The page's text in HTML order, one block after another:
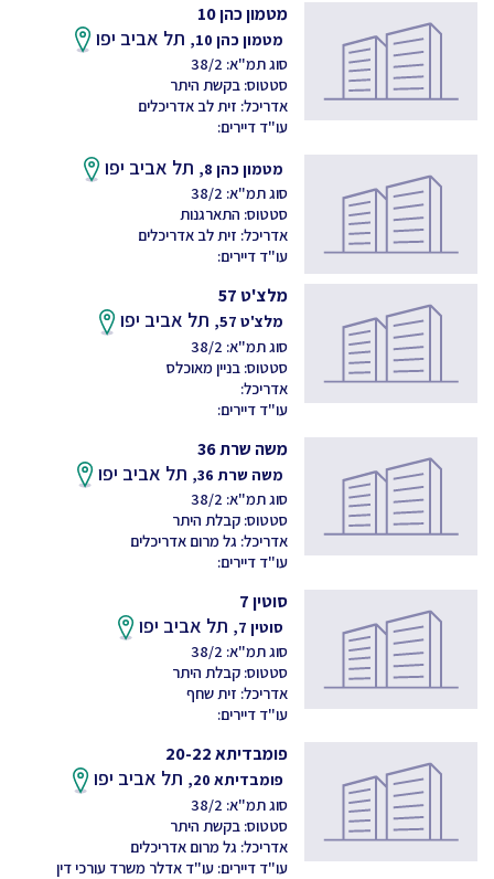
מטמון כהן 10
מטמון כהן 10, תל אביב יפו
סוג תמ"א: 38/2
סטטוס: בקשת היתר
אדריכל: זית לב אדריכלים
עו"ד דיירים:
מטמון כהן 8,
תל אביב יפו
סוג תמ"א: 38/2
סטטוס: התארגנות
אדריכל: זית לב אדריכלים
עו"ד דיירים:
מלצ'ט 57
מלצ'ט 57, תל אביב יפו
סוג תמ"א: 38/2
סטטוס: בניין מאוכלס
אדריכל:
עו"ד דיירים:
משה שרת 36
משה שרת 36, תל אביב יפו
סוג תמ"א: 38/2
סטטוס: קבלת היתר
אדריכל: גל מרום אדריכלים
עו"ד דיירים:
סוטין 7
סוטין 7, תל אביב יפו
סוג תמ"א: 38/2
סטטוס: קבלת היתר
אדריכל: זית שחף
עו"ד דיירים:
פומבדיתא 20-22
פומבדיתא 20, תל אביב יפו
סוג תמ"א: 38/2
סטטוס: בקשת היתר
אדריכל: גל מרום אדריכלים
עו"ד דיירים: עו"ד אדלר משרד עורכי דין